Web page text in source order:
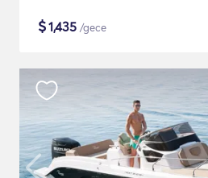
$1,435 /gece